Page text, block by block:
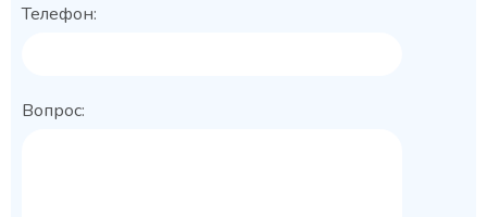
Телефон:
Вопрос: